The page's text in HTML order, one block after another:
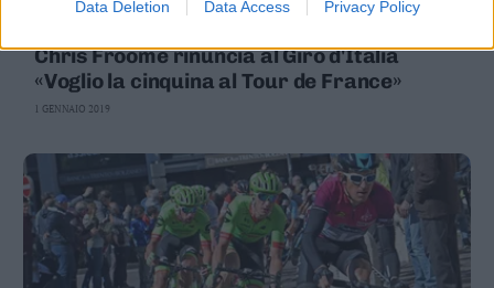
Data Deletion Data Access Privacy Policy
Chris Froome rinuncia al Giro d'Italia
«Voglio la cinquina al Tour de France»
1 GENNAIO 2019